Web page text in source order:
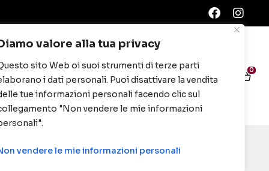
valore alla tua privacy
sito Web oi suoi strumenti di terze parti
i dati personali. Puoi disattivare la vendita
tue informazioni personali facendo clic sul
"Non vendere le mie informazioni
vendere le mie informazioni personali
0